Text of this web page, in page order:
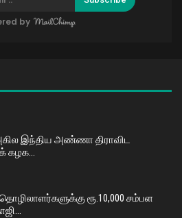
by
இந்திய அண்ணா திராவிட
கழக…
ரூ.10,000 சம்பள